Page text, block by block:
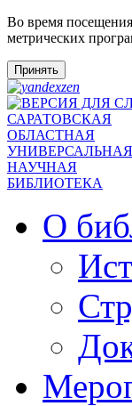
Во время
метрических
Принять
САРАТОВСКАЯ
ОБЛАСТНАЯ
УНИВЕРСАЛЬНАЯ
НАУЧНАЯ
БИБЛИОТЕКА
О